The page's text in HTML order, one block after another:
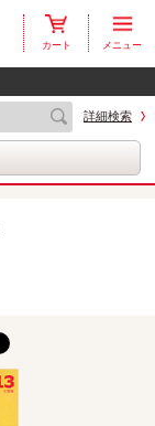
カート メニュー
詳細検索